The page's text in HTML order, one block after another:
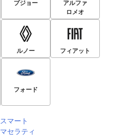
プジョー
アルファ
ロメオ
ルノー フィアット
フォード
スマート
マセラティ